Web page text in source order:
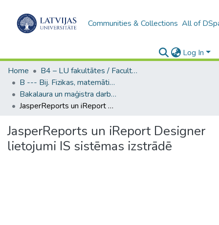
Communities & Collections All of
Log In
Home
B4 – LU fakultātes / Faculties of the UL
B --- Bij. Fizikas, matemātikas un optometrijas fakultātes studentu noslēguma darbi / Faculty of Physics, Mathematics and Optometry - Graduate works
Bakalaura un maģistra darbi (FMOF) / Bachelor's and Master's theses
JasperReports un iReport Designer lietojumi IS sistēmas izstrādē
JasperReports un iReport Designer
lietojumi IS sistēmas izstrādē